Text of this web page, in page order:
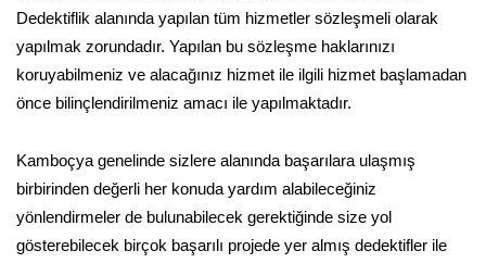
Dedektiflik alanında yapılan tüm hizmetler sözleşmeli olarak
yapılmak zorundadır. Yapılan bu sözleşme haklarınızı
koruyabilmeniz ve alacağınız hizmet ile ilgili hizmet başlamadan
önce bilinçlendirilmeniz amacı ile yapılmaktadır.
Kamboçya genelinde sizlere alanında başarılara ulaşmış
birbirinden değerli her konuda yardım alabileceğiniz
yönlendirmeler de bulunabilecek gerektiğinde size yol
gösterebilecek birçok başarılı projede yer almış dedektifler ile